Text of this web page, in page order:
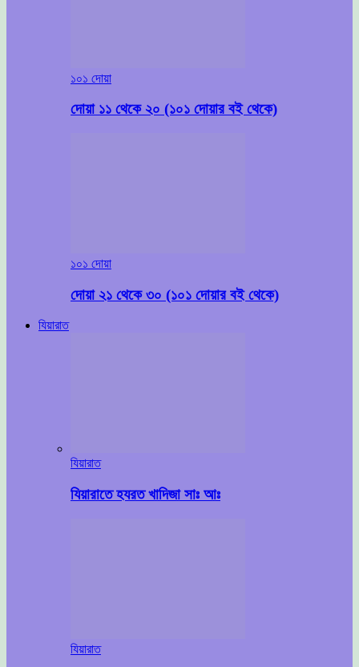
১০১ দোয়া
দোয়া ১১ থেকে ২০ (১০১ দোয়ার বই থেকে)
১০১ দোয়া
দোয়া ২১ থেকে ৩০ (১০১ দোয়ার বই থেকে)
যিয়ারাত
যিয়ারাত
যিয়ারাতে হযরত খাদিজা সাঃ আঃ
যিয়ারাত